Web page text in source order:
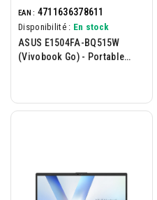
EAN : 4711636378611
Disponibilité : En stock
ASUS E1504FA-BQ515W
(Vivobook Go) - Portable